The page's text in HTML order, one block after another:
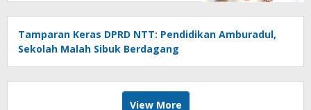
Tamparan Keras DPRD NTT: Pendidikan Amburadul,
Sekolah Malah Sibuk Berdagang
View More